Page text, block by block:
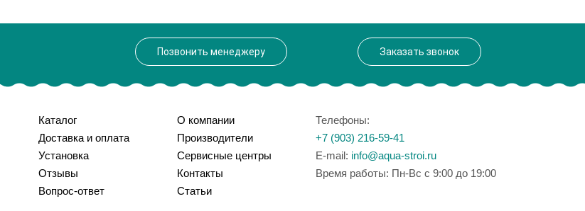
Позвонить менеджеру Заказать звонок
Каталог
Доставка и оплата
Установка
Отзывы
Вопрос-ответ
О компании
Производители
Сервисные центры
Контакты
Статьи
Телефоны:
+7 (903) 216-59-41
E-mail: info@aqua-stroi.ru
Время работы: Пн-Вс с 9:00 до 19:00